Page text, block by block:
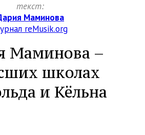
текст:
Маминова
reMusik.org
Маминова –
школах
и Кёльна